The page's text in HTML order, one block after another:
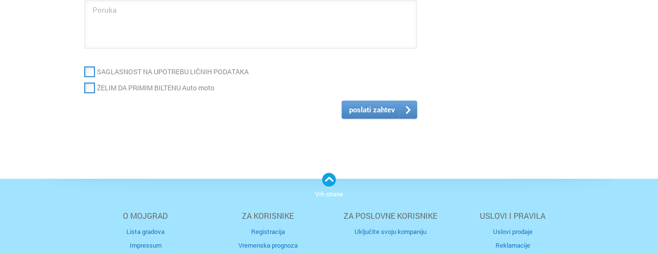
SAGLASNOST NA UPOTREBU LIČNIH PODATAKA
ŽELIM DA PRIMIM BILTENU Auto moto
poslati zahtev
O MOJGRAD
Lista gradova
Impressum
ZA KORISNIKE
Registracija
Vremenska prognoza
ZA POSLOVNE KORISNIKE
Uključite svoju kompaniju
USLOVI I PRAVILA
Uslovi prodaje
Reklamacije
Vrh strane